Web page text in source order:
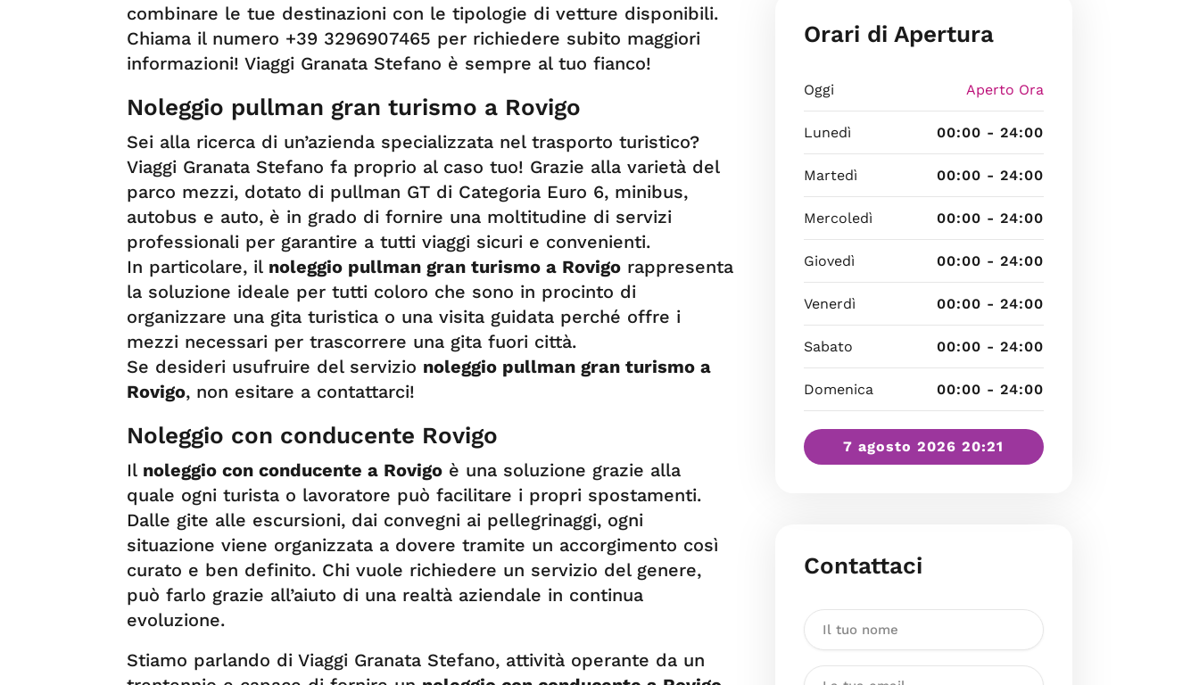
combinare le tue destinazioni con le tipologie di vetture disponibili.
Chiama il numero +39 3296907465 per richiedere subito maggiori
informazioni! Viaggi Granata Stefano è sempre al tuo fianco!
Noleggio pullman gran turismo a Rovigo
Sei alla ricerca di un’azienda specializzata nel trasporto turistico?
Viaggi Granata Stefano fa proprio al caso tuo! Grazie alla varietà del
parco mezzi, dotato di pullman GT di Categoria Euro 6, minibus,
autobus e auto, è in grado di fornire una moltitudine di servizi
professionali per garantire a tutti viaggi sicuri e convenienti.
In particolare, il noleggio pullman gran turismo a Rovigo rappresenta
la soluzione ideale per tutti coloro che sono in procinto di
organizzare una gita turistica o una visita guidata perché offre i
mezzi necessari per trascorrere una gita fuori città.
Se desideri usufruire del servizio noleggio pullman gran turismo a
Rovigo, non esitare a contattarci!
Noleggio con conducente Rovigo
Il noleggio con conducente a Rovigo è una soluzione grazie alla
quale ogni turista o lavoratore può facilitare i propri spostamenti.
Dalle gite alle escursioni, dai convegni ai pellegrinaggi, ogni
situazione viene organizzata a dovere tramite un accorgimento così
curato e ben definito. Chi vuole richiedere un servizio del genere,
può farlo grazie all’aiuto di una realtà aziendale in continua
evoluzione.
Stiamo parlando di Viaggi Granata Stefano, attività operante da un
Orari di Apertura
Oggi Aperto Ora
Lunedì 00:00 - 24:00
Martedì 00:00 - 24:00
Mercoledì 00:00 - 24:00
Giovedì 00:00 - 24:00
Venerdì 00:00 - 24:00
Sabato 00:00 - 24:00
Domenica 00:00 - 24:00
7 agosto 2026 20:21
Contattaci